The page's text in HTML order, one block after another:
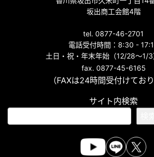
坂出商工会館4階
tel. 0877-46-2701
電話受付時間：8:30 -
土日・祝・年末年始（12/28～1/3
fax. 0877-45-6165
（FAXは24時間受付けており
サイト内検索